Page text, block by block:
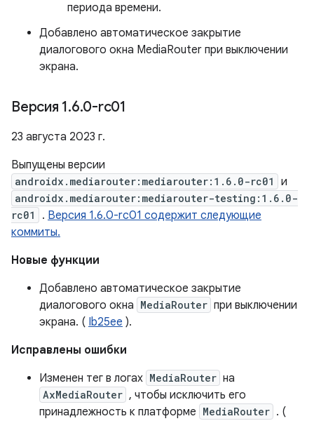
периода времени.
Добавлено автоматическое закрытие
диалогового окна MediaRouter при выключении
экрана.
Версия 1.6.0-rc01
23 августа 2023 г.
Выпущены версии
androidx.mediarouter:mediarouter:1.6.0-rc01 и
androidx.mediarouter:mediarouter-testing:1.6.0-
rc01
. Версия 1.6.0-rc01 содержит следующие
коммиты.
Новые функции
Добавлено автоматическое закрытие
диалогового окна MediaRouter при выключении
экрана. ( Ib25ee ).
Исправлены ошибки
Изменен тег в логах MediaRouter на
AxMediaRouter , чтобы исключить его
принадлежность к платформе MediaRouter . (